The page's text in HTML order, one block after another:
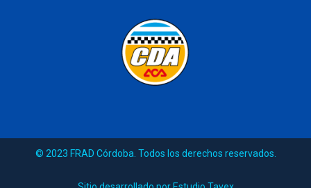
© 2023 FRAD Córdoba. Todos los derechos reservados.